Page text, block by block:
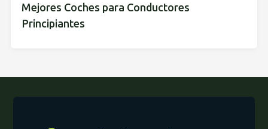
Mejores Coches para Conductores
Principiantes